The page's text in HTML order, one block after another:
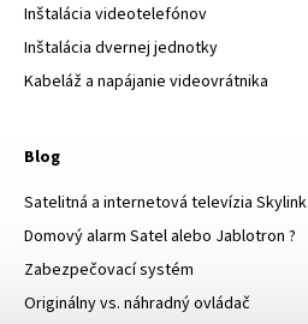
Inštalácia videotelefónov
Inštalácia dvernej jednotky
Kabeláž a napájanie videovrátnika
Blog
Satelitná a internetová televízia Skylink
Domový alarm Satel alebo Jablotron ?
Zabezpečovací systém
Originálny vs. náhradný ovládač